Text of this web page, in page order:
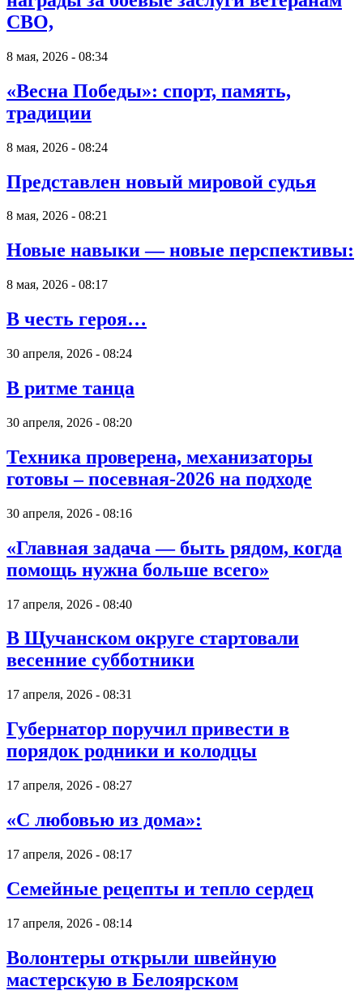
СВО,
8 мая, 2026 - 08:34
«Весна Победы»: спорт, память,
традиции
8 мая, 2026 - 08:24
Представлен новый мировой судья
8 мая, 2026 - 08:21
Новые навыки — новые перспективы:
8 мая, 2026 - 08:17
В честь героя…
30 апреля, 2026 - 08:24
В ритме танца
30 апреля, 2026 - 08:20
Техника проверена, механизаторы
готовы – посевная-2026 на подходе
30 апреля, 2026 - 08:16
«Главная задача — быть рядом, когда
помощь нужна больше всего»
17 апреля, 2026 - 08:40
В Щучанском округе стартовали
весенние субботники
17 апреля, 2026 - 08:31
Губернатор поручил привести в
порядок родники и колодцы
17 апреля, 2026 - 08:27
«С любовью из дома»:
17 апреля, 2026 - 08:17
Семейные рецепты и тепло сердец
17 апреля, 2026 - 08:14
Волонтеры открыли швейную
мастерскую в Белоярском